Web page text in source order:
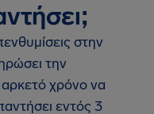
στην
την
χρόνο να
εντός 3